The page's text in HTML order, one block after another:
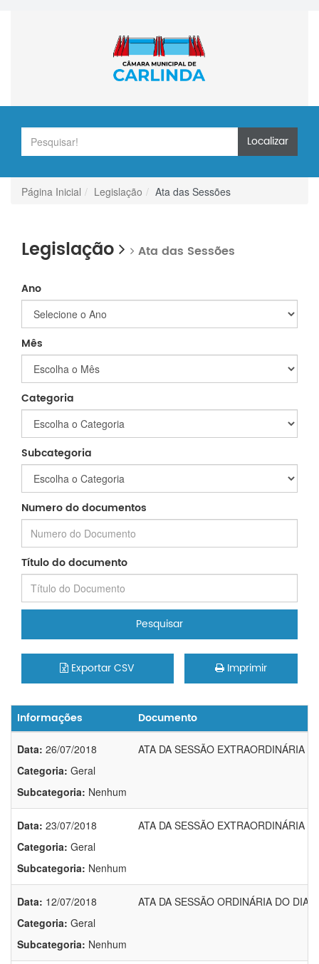
Localizar
Página Inicial Legislação Ata das Sessões
Legislação Ata das Sessões
Ano
Mês
Categoria
Subcategoria
Numero do documentos
Título do documento
Pesquisar
Exportar CSV Imprimir
Informações Documento
Data: 26/07/2018
Categoria: Geral
Subcategoria: Nenhum
ATA DA SESSÃO EXTRAORDINÁRIA
Data: 23/07/2018
Categoria: Geral
Subcategoria: Nenhum
ATA DA SESSÃO EXTRAORDINÁRIA
Data: 12/07/2018
Categoria: Geral
Subcategoria: Nenhum
ATA DA SESSÃO ORDINÁRIA DO DIA